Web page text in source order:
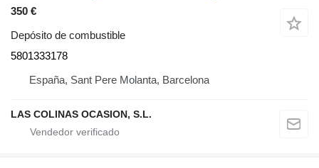
350 €
Depósito de combustible
5801333178
España, Sant Pere Molanta, Barcelona
LAS COLINAS OCASION, S.L.